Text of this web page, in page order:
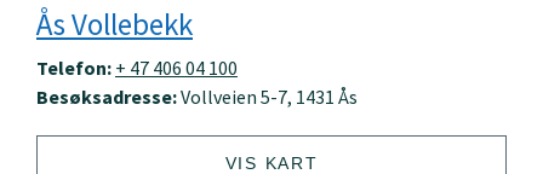
Ås Vollebekk
Telefon: + 47 406 04 100
Besøksadresse:Vollveien 5-7, 1431 Ås
VIS KART